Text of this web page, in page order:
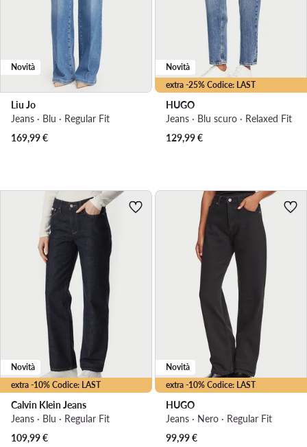
Novità
Liu Jo
Jeans · Blu · Regular Fit
169,99€
extra -25% Codice: LAST
Novità
HUGO
Jeans · Blu scuro · Relaxed Fit
129,99€
extra -10% Codice: LAST
Novità
Calvin Klein Jeans
Jeans · Blu · Regular Fit
109,99€
extra -10% Codice: LAST
Novità
HUGO
Jeans · Nero · Regular Fit
99,99€